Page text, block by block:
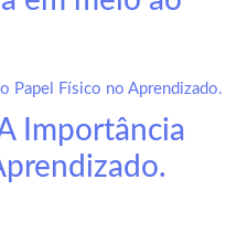
Importância